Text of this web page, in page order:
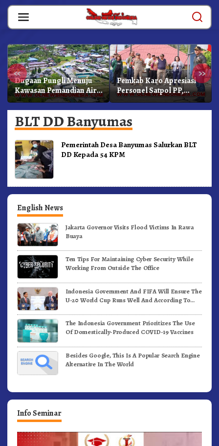
Skip
content
« »
Dugaan Pungli Menuju
Kawasan Pemandian Air
Panas Semangat Gunung
– Doulu Foto Dan
Videokan!
Pemkab Karo Apresiasi
Personel Satpol PP,
Linmas, Dan Pemadam
Kebakaran
BLT DD Banyumas
Pemerintah Desa Banyumas Salurkan BLT
DD Kepada 54 KPM
English News
Jakarta Governor Visits Flood Victims In Rawa
Buaya
Ten Tips For Maintaining Cyber Security While
Working From Outside The Office
Indonesia Government And FIFA Will Ensure The
U-20 World Cup Runs Well And According To
The Indonesia Government Prioritizes The Use
Of Domestically-Produced COVID-19 Vaccines
Besides Google, This Is A Popular Search Engine
Alternative In The World
Info Seminar